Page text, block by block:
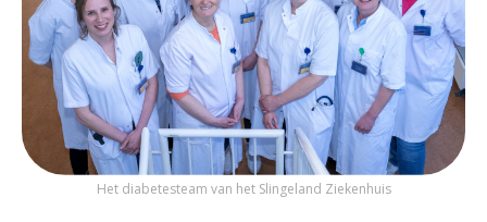
Het diabetesteam van het Slingeland Ziekenhuis